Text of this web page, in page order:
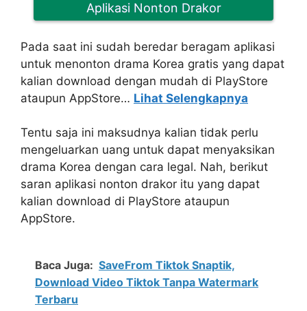
Aplikasi Nonton Drakor
Pada saat ini sudah beredar beragam aplikasi
untuk menonton drama Korea gratis yang dapat
kalian download dengan mudah di PlayStore
ataupun AppStore… Lihat Selengkapnya
Tentu saja ini maksudnya kalian tidak perlu
mengeluarkan uang untuk dapat menyaksikan
drama Korea dengan cara legal. Nah, berikut
saran aplikasi nonton drakor itu yang dapat
kalian download di PlayStore ataupun
AppStore.
Baca Juga: SaveFrom Tiktok Snaptik,
Download Video Tiktok Tanpa Watermark
Terbaru